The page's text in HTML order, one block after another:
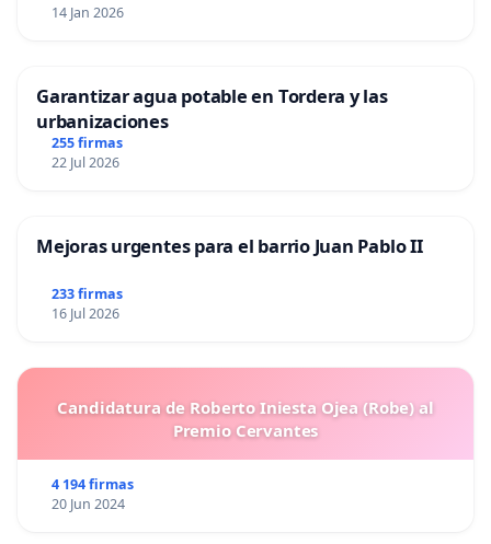
14 Jan 2026
Garantizar agua potable en Tordera y las
urbanizaciones
255 firmas
22 Jul 2026
Mejoras urgentes para el barrio Juan Pablo II
233 firmas
16 Jul 2026
Candidatura de Roberto Iniesta Ojea (Robe) al
Premio Cervantes
4 194 firmas
20 Jun 2024